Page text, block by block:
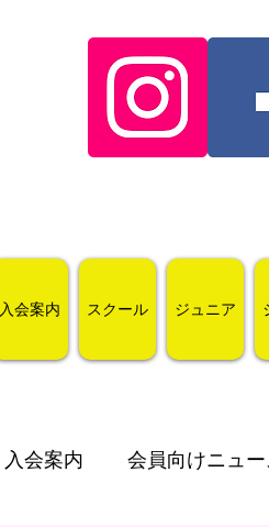
入会案内 スクール ジュニア
入会案内 会員向けニュー